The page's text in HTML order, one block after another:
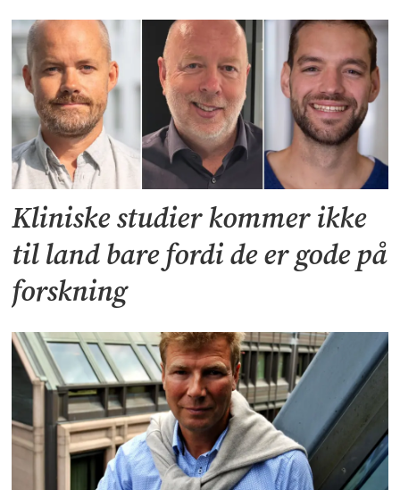
Kliniske studier kommer ikke
til land bare fordi de er gode på
forskning